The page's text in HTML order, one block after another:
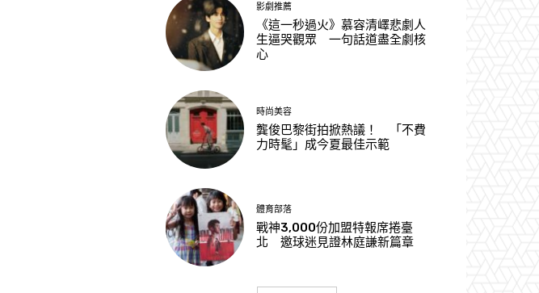
影劇推薦
《這一秒過火》慕容清嶧悲劇人
生逼哭觀眾 一句話道盡全劇核
心
時尚美容
龔俊巴黎街拍掀熱議！ 「不費
力時髦」成今夏最佳示範
體育部落
戰神3,000份加盟特報席捲臺
北 邀球迷見證林庭謙新篇章